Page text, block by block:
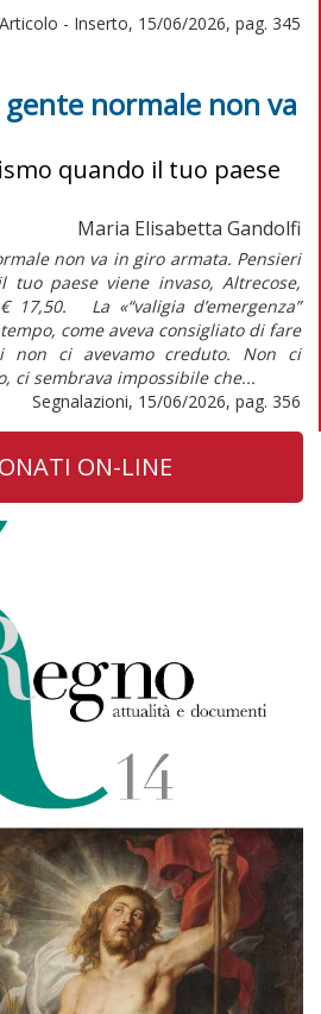
Articolo - Inserto, 15/06/2026, pag. 345
gente normale non va
quando il tuo paese
Maria Elisabetta Gandolfi
non va in giro armata. Pensieri
tuo paese viene invaso, Altrecose,
17,50. La «“valigia d’emergenza”
come aveva consigliato di fare
non ci avevamo creduto. Non ci
ci sembrava impossibile che...
Segnalazioni, 15/06/2026, pag. 356
ON-LINE